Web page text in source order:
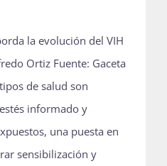
la evolución del VIH
Ortiz Fuente: Gaceta
de salud son
informado y
una puesta en
sensibilización y